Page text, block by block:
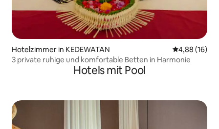
Hotelzimmer in KEDEWATAN
4,88 (16)
3 private ruhige und komfortable Betten in Harmonie
Hotels mit Pool